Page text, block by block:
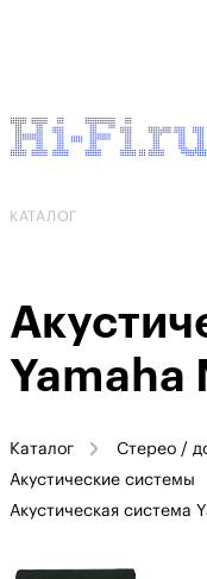
КАТАЛОГ
Yamaha
Каталог
Стерео /
Акустические системы
Акустическая система